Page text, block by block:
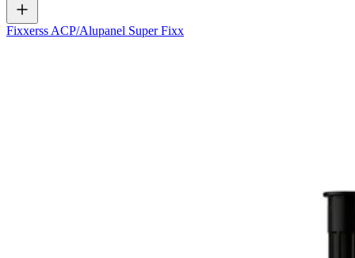
Fixxerss ACP/Alupanel Super Fixx